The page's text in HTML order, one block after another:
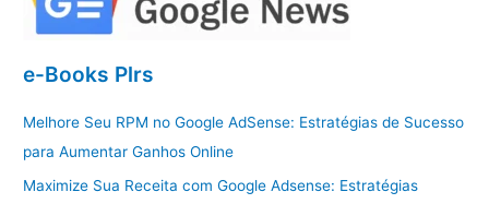
e-Books Plrs
Melhore Seu RPM no Google AdSense: Estratégias de Sucesso
para Aumentar Ganhos Online
Maximize Sua Receita com Google Adsense: Estratégias